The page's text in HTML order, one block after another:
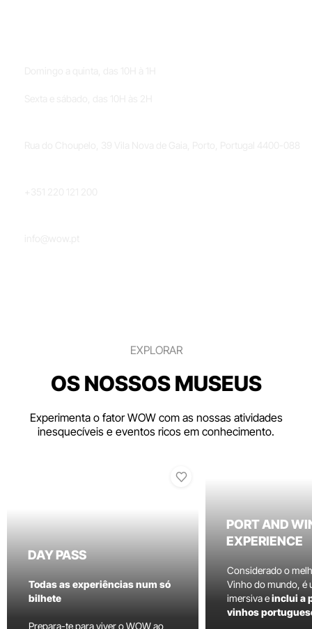
EXPLORAR
OS NOSSOS MUSEUS
Experimenta o fator WOW com as nossas atividades
inesquecíveis e eventos ricos em conhecimento.
DAY PASS
Todas as experiências num só
bilhete
Prepara-te para viver o WOW ao
PORT AND
EXPERIENCE
Considerado o
Vinho do mundo, é
imersiva einclui a
vinhos